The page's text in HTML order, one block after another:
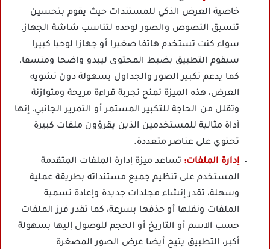
خاصية العرض الذكي للمستندات حيث يقوم بتحسين
تنسيق النصوص والصور لوحده لتناسب شاشة الجهاز،
سواء كنت تستخدم هاتفا صغيرا أو جهازا لوحيا كبيرا
سيقوم التطبيق بضبط المحتوى ليبدو واضحا ومنسقا،
كما يدعم تكبير الصور والجداول بسهولة دون تشويه
العرض، هذه الميزة تمنح تجربة قراءة مريحة ومتوازنة
وتقلل من الحاجة للتكبير المستمر أو التمرير الجانبي، إنها
أداة مثالية للمستخدمين الذين يقرؤون ملفات كبيرة
تحتوي على عناصر متعددة.
إدارة الملفات: تساعد ميزة إدارة الملفات المتقدمة
المستخدم على تنظيم جميع مستنداته بطريقة عملية
وسهلة، تقدر إنشاء مجلدات جديدة وإعادة تسمية
الملفات ونقلها أو حذفها بسرعة، كما تقدر فرز الملفات
حسب الاسم أو التاريخ أو الحجم للوصول إليها بسهولة
أكبر، التطبيق يتيح أيضا عرض الصور المصغرة